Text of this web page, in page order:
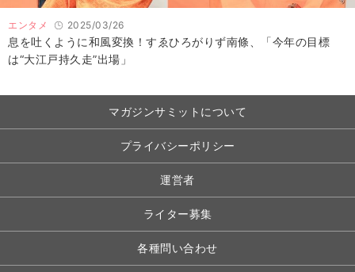
エンタメ 2025/03/26
息を吐くように和風変換！すゑひろがりず南條、「今年の目標
は“大江戸持久走”出場」
マガジンサミットについて
プライバシーポリシー
運営者
ライター募集
各種問い合わせ